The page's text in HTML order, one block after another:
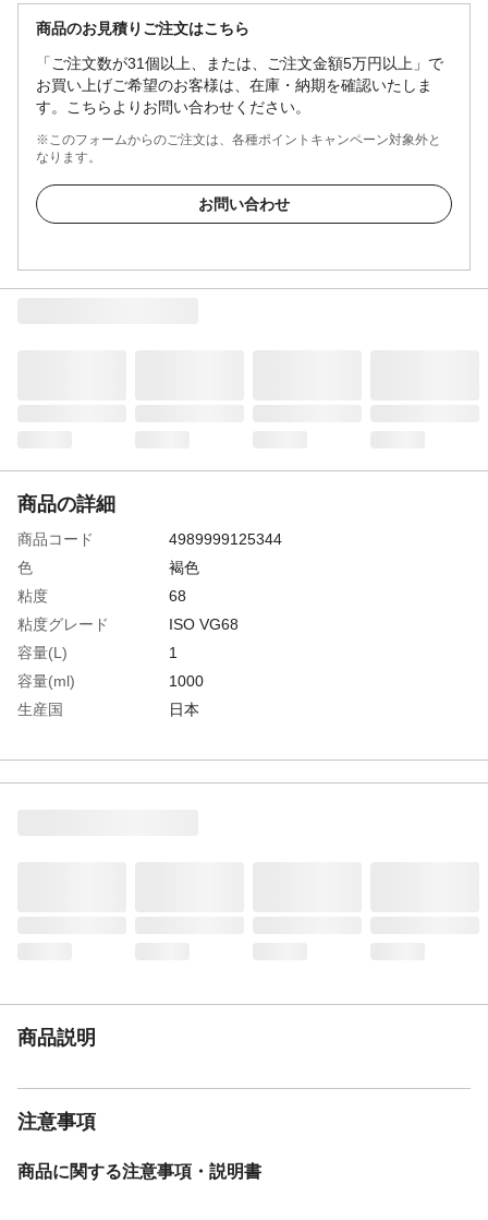
商品のお見積りご注文はこちら
「ご注文数が31個以上、または、ご注文金額5万円以上」で
お買い上げご希望のお客様は、在庫・納期を確認いたしま
す。こちらよりお問い合わせください。
※このフォームからのご注文は、各種ポイントキャンペーン対象外と
なります。
お問い合わせ
商品の詳細
商品コード
4989999125344
色
褐色
粘度
68
粘度グレード
ISO VG68
容量(L)
1
容量(ml)
1000
生産国
日本
材質1
主成分:潤滑基油
商品説明
注意事項
商品に関する注意事項・説明書